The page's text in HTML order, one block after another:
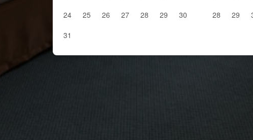
24
25 26 27 28 29
30
31
28
29